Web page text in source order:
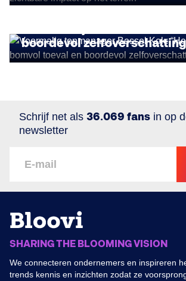
boordevol
Schrijf net als 36.069 fans in op
newsletter
SHARING THE BLOOMING VISION
We connecteren ondernemers en inspireren
trends kennis en inzichten zodat ze